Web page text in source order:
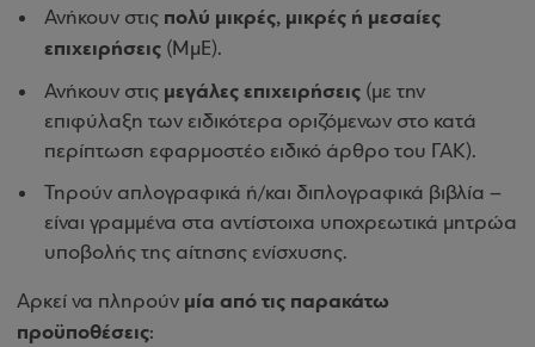
Ανήκουν στις πολύ μικρές, μικρές ή μεσαίες
επιχειρήσεις (ΜμΕ).
Ανήκουν στις μεγάλες επιχειρήσεις (με την
επιφύλαξη των ειδικότερα οριζόμενων στο κατά
περίπτωση εφαρμοστέο ειδικό άρθρο του ΓΑΚ).
Τηρούν απλογραφικά ή/και διπλογραφικά βιβλία –
είναι γραμμένα στα αντίστοιχα υποχρεωτικά μητρώα
υποβολής της αίτησης ενίσχυσης.
Αρκεί να πληρούν μία από τις παρακάτω
προϋποθέσεις: